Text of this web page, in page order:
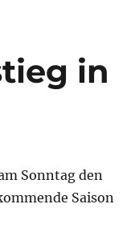
in
Sonntag den
Saison